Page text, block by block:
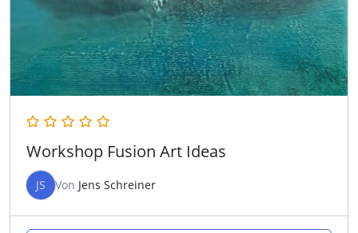
Workshop Fusion Art Ideas
JS Von Jens Schreiner